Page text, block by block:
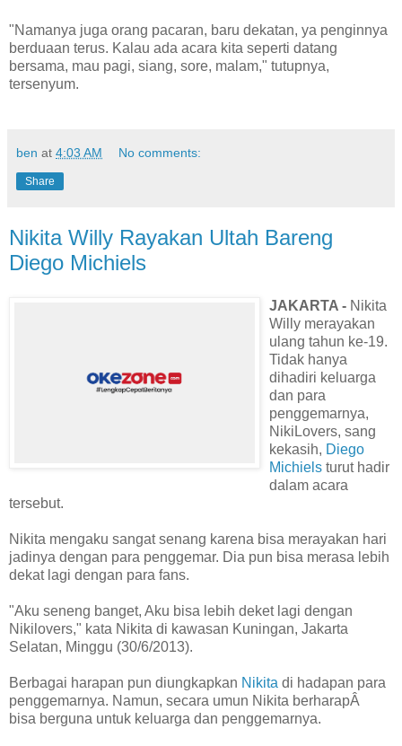
"Namanya juga orang pacaran, baru dekatan, ya penginnya
berduaan terus. Kalau ada acara kita seperti datang
bersama, mau pagi, siang, sore, malam," tutupnya,
tersenyum.
ben at 4:03 AM No comments:
Share
Nikita Willy Rayakan Ultah Bareng
Diego Michiels
JAKARTA - Nikita
Willy merayakan
ulang tahun ke-19.
Tidak hanya
dihadiri keluarga
dan para
penggemarnya,
NikiLovers, sang
kekasih, Diego
Michiels turut hadir
dalam acara
tersebut.
Nikita mengaku sangat senang karena bisa merayakan hari
jadinya dengan para penggemar. Dia pun bisa merasa lebih
dekat lagi dengan para fans.
"Aku seneng banget, Aku bisa lebih deket lagi dengan
Nikilovers," kata Nikita di kawasan Kuningan, Jakarta
Selatan, Minggu (30/6/2013).
Berbagai harapan pun diungkapkan Nikita di hadapan para
penggemarnya. Namun, secara umun Nikita berharapÂ
bisa berguna untuk keluarga dan penggemarnya.